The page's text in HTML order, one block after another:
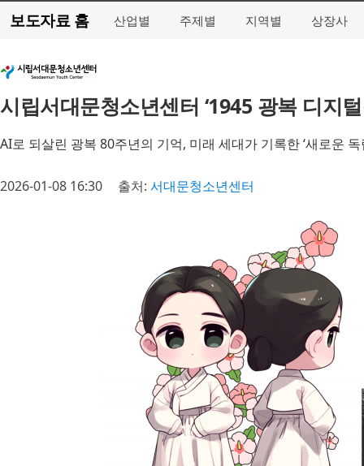
보도자료 홈 산업별 주제별 지역별 상장사
시립서대문청소년센터 ‘1945 광복 디지
AI로 되살린 광복 80주년의 기억, 미래 세대가 기록한 ‘새로운 독
2026-01-08 16:30 출처: 서대문청소년센터